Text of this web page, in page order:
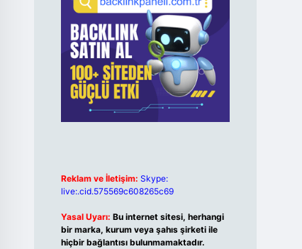
Reklam ve İletişim: Skype:
live:.cid.575569c608265c69
Yasal Uyarı: Bu internet sitesi, herhangi
bir marka, kurum veya şahıs şirketi ile
hiçbir bağlantısı bulunmamaktadır.